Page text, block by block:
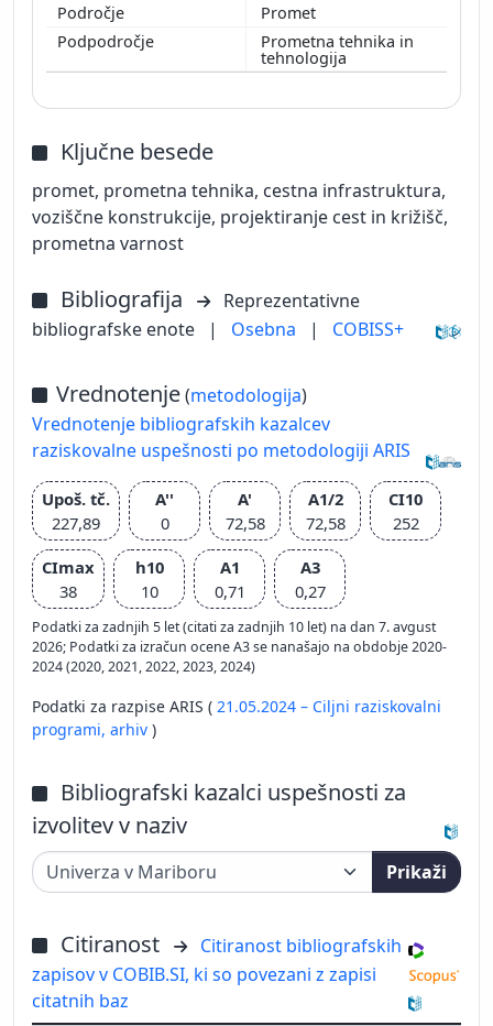
Promet
Prometna tehnika in
tehnologija
Ključne besede
promet, prometna tehnika, cestna infrastruktura,
voziščne konstrukcije, projektiranje cest in križišč,
prometna varnost
Bibliografija
Reprezentativne
bibliografske enote
| Osebna | COBISS+
Vrednotenje(metodologija)
Vrednotenje bibliografskih kazalcev
raziskovalne uspešnosti po metodologiji ARIS
Upoš. tč.
227,89
A''
0
A'
72,58
A1/2
72,58
CI10
252
CImax
38
h10
10
A1
0,71
A3
0,27
Podatki za zadnjih 5 let (citati za zadnjih 10 let) na dan 7. avgust
2026; Podatki za izračun ocene A3 se nanašajo na obdobje 2020-
2024 (2020, 2021, 2022, 2023, 2024)
Podatki za razpise ARIS ( 21.05.2024 – Ciljni raziskovalni
programi, arhiv )
Bibliografski kazalci uspešnosti za
izvolitev v naziv
Prikaži
Citiranost
Citiranost bibliografskih
zapisov v COBIB.SI, ki so povezani z zapisi
citatnih baz